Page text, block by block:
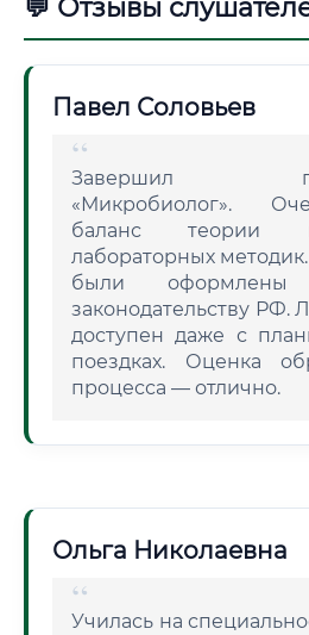
💬 Отзывы
Павел Соловьев
Завершил
«Микробиолог».
баланс теории
лабораторных
были
законодательству РФ.
доступен даже с
поездках. Оценка
процесса — отлично.
Ольга Николаевна
Училась на